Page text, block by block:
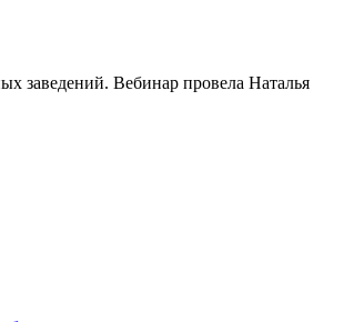
заведений. Вебинар провела Наталья